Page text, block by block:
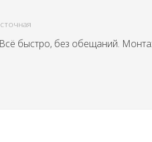
быстро, без обещаний.